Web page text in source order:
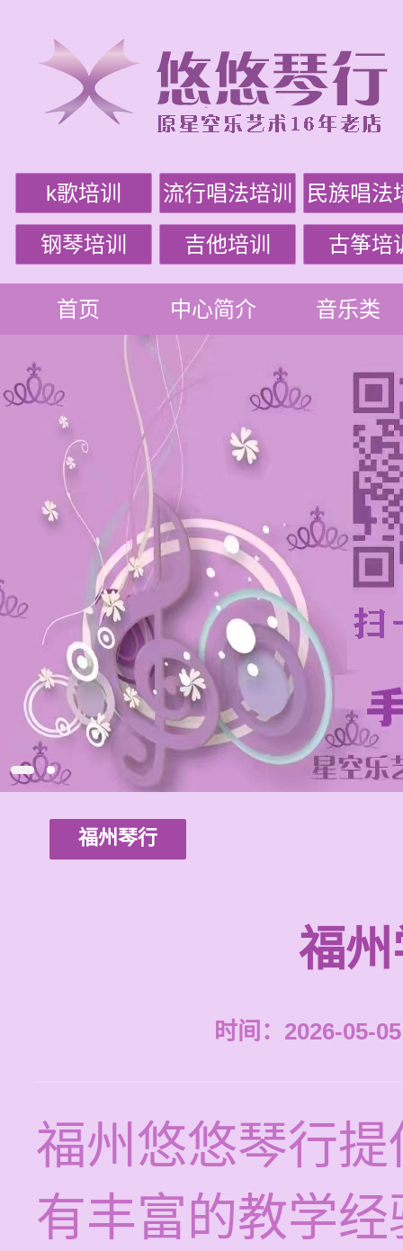
k歌培训 流行唱法培训 民族唱法
钢琴培训 吉他培训 古筝培
首页 中心简介 音乐类
福州琴行
福
时间：2026-05-
福州悠悠琴行
有丰富的教学